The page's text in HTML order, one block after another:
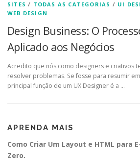
SITES / TODAS AS CATEGORIAS / UI
WEB DESIGN
Design Business: O
Aplicado aos Negócios
Acredito que nós como designers e criativos
resolver problemas. Se fosse para resumir
principal função de um UX Designer é a …
APRENDA MAIS
Como Criar Um Layout e HTML para
Zero.